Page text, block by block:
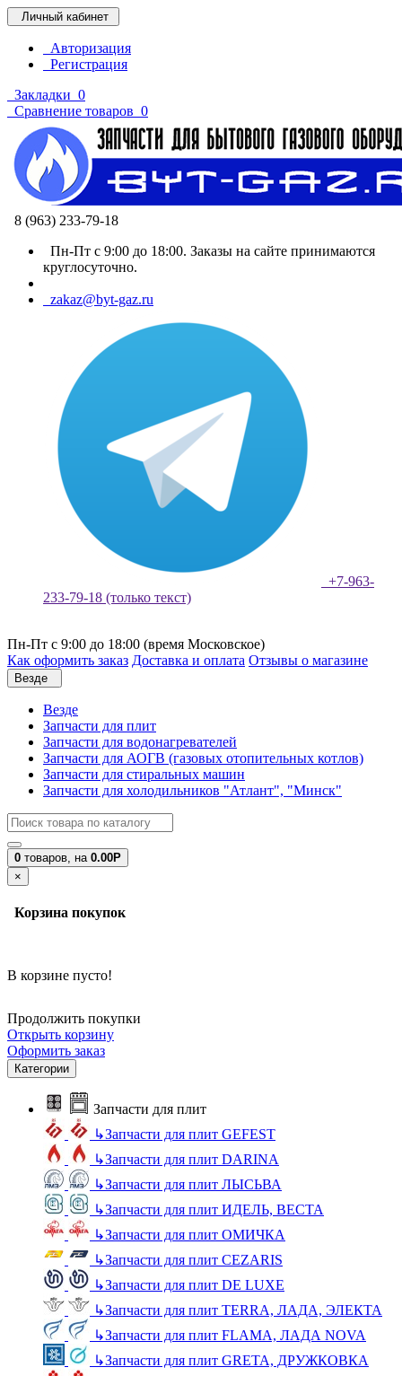
Личный кабинет
Авторизация
Регистрация
Закладки 0
Сравнение товаров 0
8 (963) 233-79-18
Пн-Пт с 9:00 до 18:00. Заказы на сайте принимаются
круглосуточно.
zakaz@byt-gaz.ru
+7-963-
233-79-18 (только текст)
Пн-Пт с 9:00 до 18:00 (время Московское)
Как оформить заказ Доставка и оплата Отзывы о магазине
Везде
Везде
Запчасти для плит
Запчасти для водонагревателей
Запчасти для АОГВ (газовых отопительных котлов)
Запчасти для стиральных машин
Запчасти для холодильников "Атлант", "Минск"
0 товаров, на 0.00Р
×
Корзина покупок
В корзине пусто!
Продолжить покупки
Открыть корзину
Оформить заказ
Категории
Запчасти для плит
↳Запчасти для плит GEFEST
↳Запчасти для плит DARINA
↳Запчасти для плит ЛЫСЬВА
↳Запчасти для плит ИДЕЛЬ, ВЕСТА
↳Запчасти для плит ОМИЧКА
↳Запчасти для плит CEZARIS
↳Запчасти для плит DE LUXE
↳Запчасти для плит TERRA, ЛАДА, ЭЛЕКТА
↳Запчасти для плит FLAMA, ЛАДА NOVA
↳Запчасти для плит GRETA, ДРУЖКОВКА